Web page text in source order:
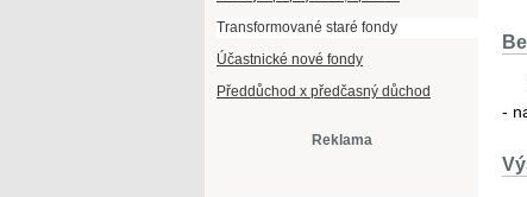
Transformované staré fondy
Účastnické nové fondy
Předdůchod x předčasný důchod
Reklama
-